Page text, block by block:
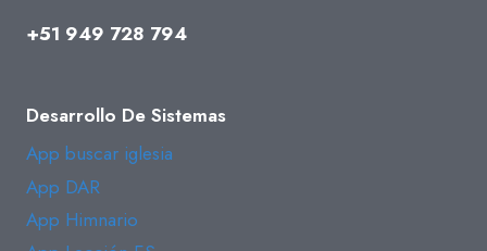
+51 949 728 794
Desarrollo De Sistemas
App buscar iglesia
App DAR
App Himnario